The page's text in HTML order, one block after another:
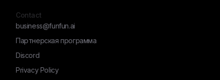
Contact
business@funfun.ai
Партнерская программа
Discord
Privacy Policy